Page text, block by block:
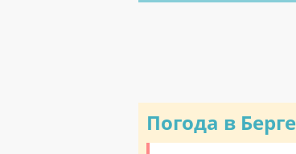
Погода в Берге